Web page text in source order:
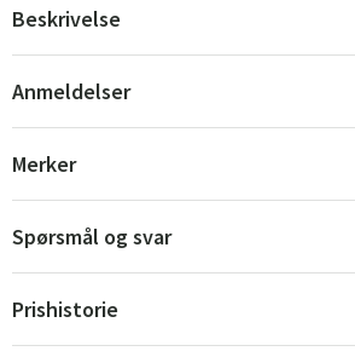
Beskrivelse
Anmeldelser
Merker
Spørsmål og svar
Prishistorie